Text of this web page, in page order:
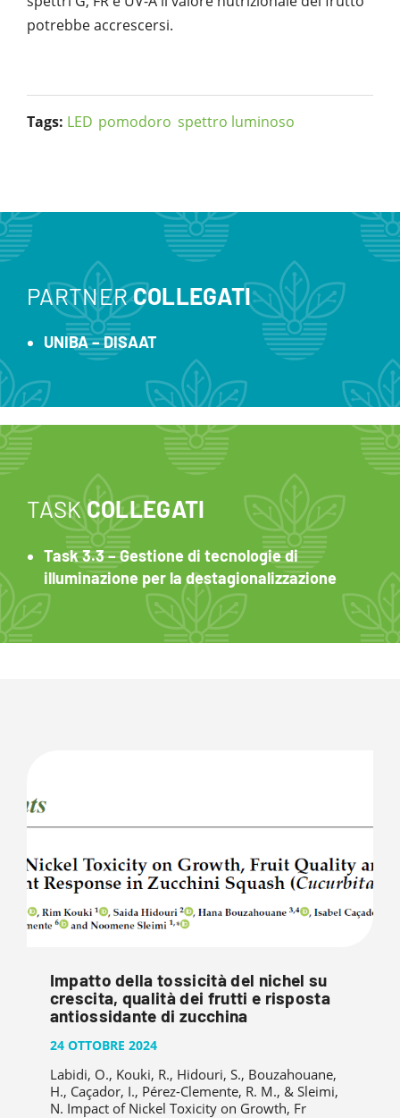
potrebbe accrescersi.
Tags: LED pomodoro spettro luminoso
PARTNERCOLLEGATI
UNIBA – DISAAT
TASKCOLLEGATI
Task 3.3 – Gestione di tecnologie di
illuminazione per la destagionalizzazione
Impatto della tossicità del nichel su
crescita, qualità dei frutti e risposta
antiossidante di zucchina
24 OTTOBRE 2024
Labidi, O., Kouki, R., Hidouri, S., Bouzahouane,
H., Caçador, I., Pérez-Clemente, R. M., & Sleimi,
N. Impact of Nickel Toxicity on Growth, Fr